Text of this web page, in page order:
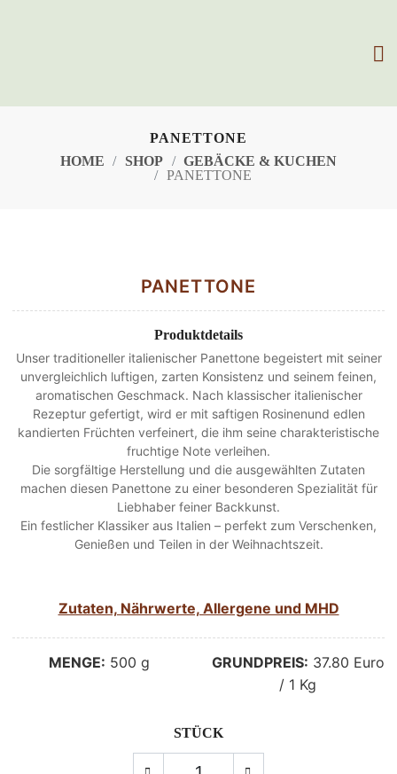
PANETTONE
HOME
SHOP
GEBÄCKE & KUCHEN
PANETTONE
PANETTONE
Produktdetails
Unser traditioneller italienischer Panettone begeistert mit seiner
unvergleichlich luftigen, zarten Konsistenz und seinem feinen,
aromatischen Geschmack. Nach klassischer italienischer
Rezeptur gefertigt, wird er mit saftigen Rosinenund edlen
kandierten Früchten verfeinert, die ihm seine charakteristische
fruchtige Note verleihen.
Die sorgfältige Herstellung und die ausgewählten Zutaten
machen diesen Panettone zu einer besonderen Spezialität für
Liebhaber feiner Backkunst.
Ein festlicher Klassiker aus Italien – perfekt zum Verschenken,
Genießen und Teilen in der Weihnachtszeit.
Zutaten, Nährwerte, Allergene und MHD
MENGE: 500 g GRUNDPREIS: 37.80 Euro
/ 1 Kg
STÜCK